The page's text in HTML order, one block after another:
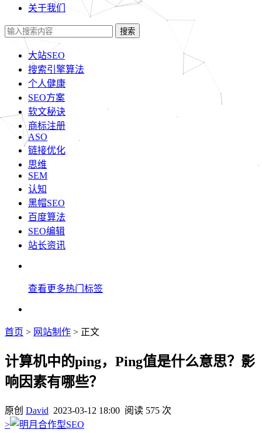
关于我们
搜索
大站SEO
搜索引擎算法
个人健康
SEO方案
软文秘诀
商标注册
ASO
链接优化
思维
SEM
认知
黑帽SEO
百度算法
SEO编辑
站长资讯
查看更多热门标签
首页 > 网站制作 > 正文
计算机中的ping，Ping值是什么意思？影
响因素有哪些？
原创 David 2023-03-12 18:00 阅读 575 次
>